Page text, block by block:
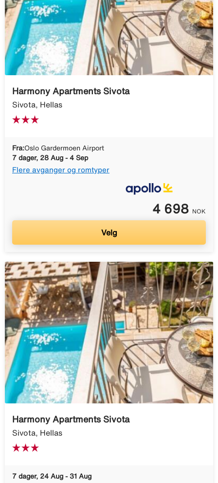
Harmony Apartments Sivota
Sivota, Hellas
Fra:Oslo Gardermoen Airport
7 dager, 28 Aug - 4 Sep
Flere avganger og romtyper
4 698 NOK
Velg
Harmony Apartments Sivota
Sivota, Hellas
7 dager, 24 Aug - 31 Aug